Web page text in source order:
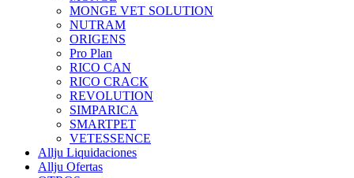
MONGE VET SOLUTION
NUTRAM
ORIGENS
Pro Plan
RICO CAN
RICO CRACK
REVOLUTION
SIMPARICA
SMARTPET
VETESSENCE
Allju Liquidaciones
Allju Ofertas